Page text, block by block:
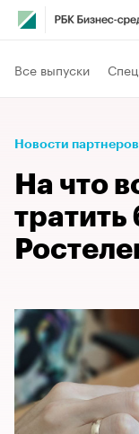
Все выпуски
Новости партнеров
На что